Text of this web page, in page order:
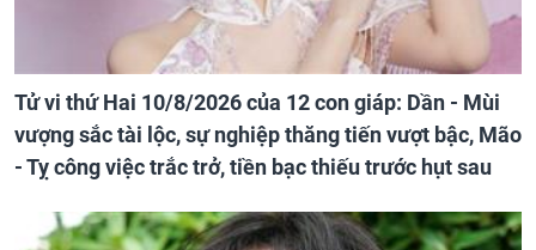
Tử vi thứ Hai 10/8/2026 của 12 con giáp: Dần - Mùi
vượng sắc tài lộc, sự nghiệp thăng tiến vượt bậc, Mão
- Tỵ công việc trắc trở, tiền bạc thiếu trước hụt sau